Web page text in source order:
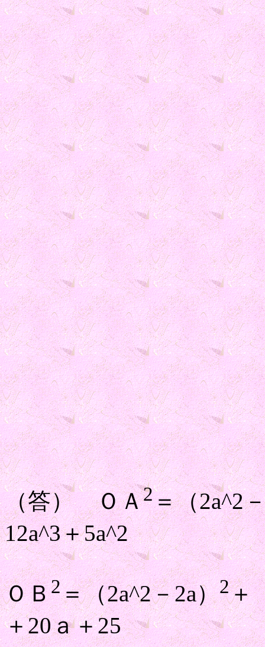
（答） ＯＡ2＝（2a^2
12a^3＋5a^2
ＯＢ2＝（2a^2－2a）2＋
＋20ａ＋25